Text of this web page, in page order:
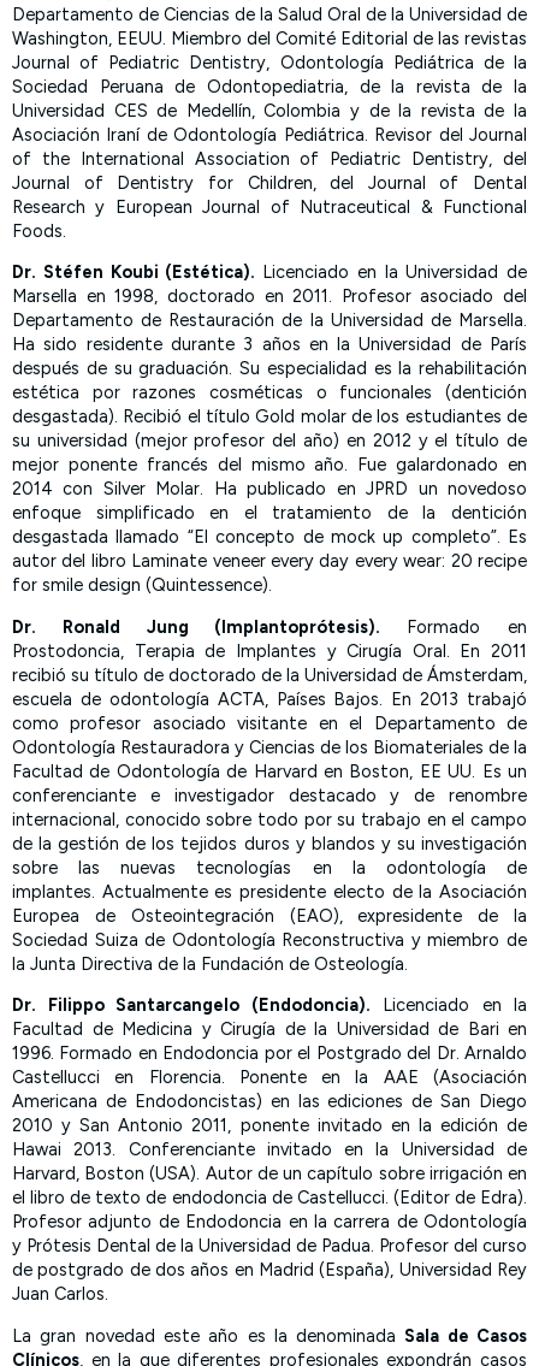
Departamento de Ciencias de la Salud Oral de la Universidad de
Washington, EEUU. Miembro del Comité Editorial de las revistas
Journal of Pediatric Dentistry, Odontología Pediátrica de la
Sociedad Peruana de Odontopediatria, de la revista de la
Universidad CES de Medellín, Colombia y de la revista de la
Asociación Iraní de Odontología Pediátrica. Revisor del Journal
of the International Association of Pediatric Dentistry, del
Journal of Dentistry for Children, del Journal of Dental
Research y European Journal of Nutraceutical & Functional
Foods.
Dr. Stéfen Koubi (Estética). Licenciado en la Universidad de
Marsella en 1998, doctorado en 2011. Profesor asociado del
Departamento de Restauración de la Universidad de Marsella.
Ha sido residente durante 3 años en la Universidad de París
después de su graduación. Su especialidad es la rehabilitación
estética por razones cosméticas o funcionales (dentición
desgastada). Recibió el título Gold molar de los estudiantes de
su universidad (mejor profesor del año) en 2012 y el título de
mejor ponente francés del mismo año. Fue galardonado en
2014 con Silver Molar. Ha publicado en JPRD un novedoso
enfoque simplificado en el tratamiento de la dentición
desgastada llamado “El concepto de mock up completo”. Es
autor del libro Laminate veneer every day every wear: 20 recipe
for smile design (Quintessence).
Dr. Ronald Jung (Implantoprótesis). Formado en
Prostodoncia, Terapia de Implantes y Cirugía Oral. En 2011
recibió su título de doctorado de la Universidad de Ámsterdam,
escuela de odontología ACTA, Países Bajos. En 2013 trabajó
como profesor asociado visitante en el Departamento de
Odontología Restauradora y Ciencias de los Biomateriales de la
Facultad de Odontología de Harvard en Boston, EE UU. Es un
conferenciante e investigador destacado y de renombre
internacional, conocido sobre todo por su trabajo en el campo
de la gestión de los tejidos duros y blandos y su investigación
sobre las nuevas tecnologías en la odontología de
implantes. Actualmente es presidente electo de la Asociación
Europea de Osteointegración (EAO), expresidente de la
Sociedad Suiza de Odontología Reconstructiva y miembro de
la Junta Directiva de la Fundación de Osteología.
Dr. Filippo Santarcangelo (Endodoncia).
Licenciado en la
Facultad de Medicina y Cirugía de la Universidad de Bari en
1996. Formado en Endodoncia por el Postgrado del Dr. Arnaldo
Castellucci en Florencia. Ponente en la AAE (Asociación
Americana de Endodoncistas) en las ediciones de San Diego
2010 y San Antonio 2011, ponente invitado en la edición de
Hawai 2013. Conferenciante invitado en la Universidad de
Harvard, Boston (USA). Autor de un capítulo sobre irrigación en
el libro de texto de endodoncia de Castellucci. (Editor de Edra).
Profesor adjunto de Endodoncia en la carrera de Odontología
y Prótesis Dental de la Universidad de Padua. Profesor del curso
de postgrado de dos años en Madrid (España), Universidad Rey
Juan Carlos.
La gran novedad este año es la denominadaSala de Casos
Clínicos , en la que diferentes profesionales expondrán casos